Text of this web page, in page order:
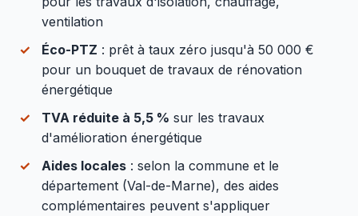
ventilation
Éco-PTZ : prêt à taux zéro jusqu'à 50 000 €
pour un bouquet de travaux de rénovation
énergétique
TVA réduite à 5,5 % sur les travaux
d'amélioration énergétique
Aides locales : selon la commune et le
département (Val-de-Marne), des aides
complémentaires peuvent s'appliquer